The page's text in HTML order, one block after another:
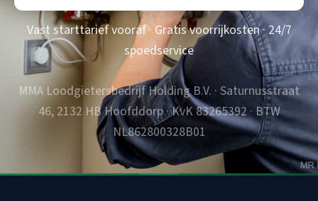
Vast starttarief vooraf · Gratis voorrijkosten · 24/7
spoedservice
MMA Loodgietersbedrijf Holding B.V. · Saturnusstraat
46, 2132 HB Hoofddorp · KvK 83265392 · BTW
NL862800328B01